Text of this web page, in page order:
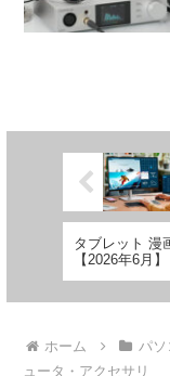
タブレット 漫
【2026年6月】
ホーム パソ
ュータ・アクセサリ